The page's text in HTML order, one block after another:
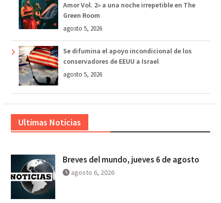
Amor Vol. 2» a una noche irrepetible en The
Green Room
agosto 5, 2026
Se difumina el apoyo incondicional de los
conservadores de EEUU a Israel
agosto 5, 2026
Ultimas Noticias
Breves del mundo, jueves 6 de agosto
agosto 6, 2026